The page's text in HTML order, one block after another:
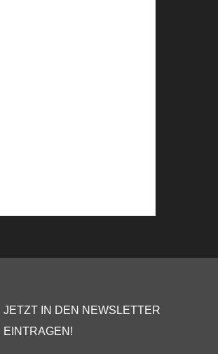
JETZT IN DEN NEWSLETTER
EINTRAGEN!